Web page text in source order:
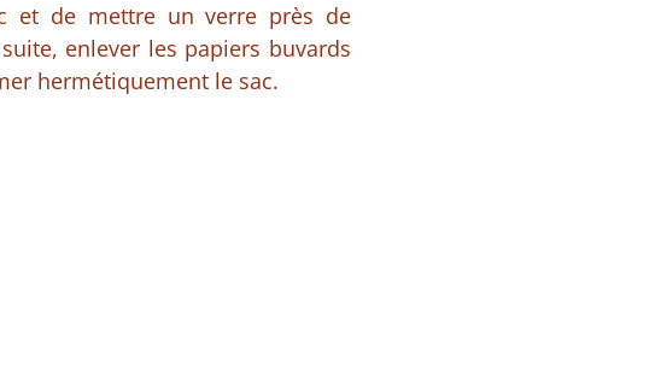
et de mettre un verre près de
enlever les papiers buvards
hermétiquement le sac.